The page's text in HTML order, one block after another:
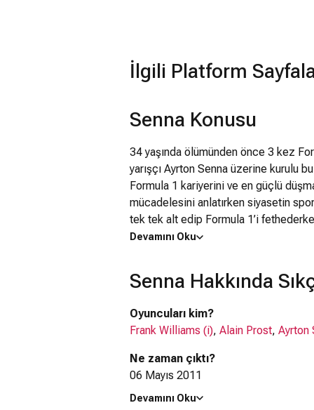
İlgili Platform
Senna Konusu
34 yaşında ölümünden önce 3 kez
yarışçı Ayrton Senna üzerine kurulu
Formula 1 kariyerini ve en güçlü
mücadelesini anlatırken siyasetin
tek tek alt edip Formula 1’i
ise alçakgönüllü, biraz utangaç ve
direksiyon milinden kopan bir kaynak
yaşında hayatını kaybetti. Senna,
Devamını Oku
Senna Hakkında
Oyuncuları kim?
Frank Williams (i), Alain Prost, Ayrton
Ne zaman çıktı?
06 Mayıs 2011
Senna filmi nerede çekildi?
Devamını Oku